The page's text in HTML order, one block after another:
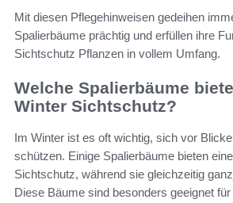
Mit diesen Pflegehinweisen gedeihen
Spalierbäume prächtig und erfüllen ihre
Sichtschutz Pflanzen in vollem Umfang.
Welche Spalierbäume
Winter Sichtschutz?
Im Winter ist es oft wichtig, sich vor
schützen. Einige Spalierbäume bieten
Sichtschutz, während sie gleichzeitig
Diese Bäume sind besonders geeignet